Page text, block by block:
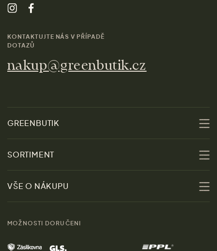
KONTAKTUJTE NÁS V PŘÍPADĚ
DOTAZŮ
nakup@greenbutik.cz
GREENBUTIK
Udržitelnost
Obchody
Kontakt
SORTIMENT
Slevy
Ženy
Muži
VŠE O NÁKUPU
MOŽNOSTI DORUČENI